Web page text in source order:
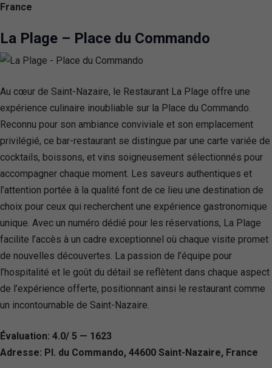
France
La Plage – Place du Commando
Au cœur de Saint-Nazaire, le Restaurant La Plage offre une
expérience culinaire inoubliable sur la Place du Commando.
Reconnu pour son ambiance conviviale et son emplacement
privilégié, ce bar-restaurant se distingue par une carte variée de
cocktails, boissons, et vins soigneusement sélectionnés pour
accompagner chaque moment. Les saveurs authentiques et
l’attention portée à la qualité font de ce lieu une destination de
choix pour ceux qui recherchent une expérience gastronomique
unique. Avec un numéro dédié pour les réservations, La Plage
facilite l’accès à un cadre exceptionnel où chaque visite promet
de nouvelles découvertes. La passion de l’équipe pour
l’hospitalité et le goût du détail se reflètent dans chaque aspect
de l’expérience offerte, positionnant ainsi le restaurant comme
un incontournable de Saint-Nazaire.
Évaluation: 4.0/ 5 — 1623
Adresse: Pl. du Commando, 44600 Saint-Nazaire, France